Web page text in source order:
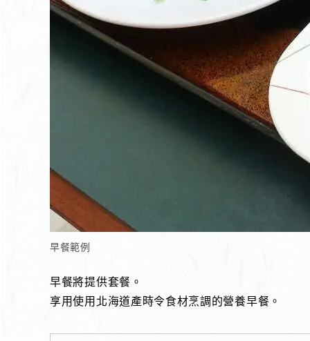
早餐範例
早餐將提供套餐。
享用使用北海道產時令食材烹調的營養早餐。